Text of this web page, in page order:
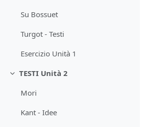
Su Bossuet
Turgot - Testi
Esercizio Unità 1
Minimizza
TESTI Unità 2
Mori
Kant - Idee